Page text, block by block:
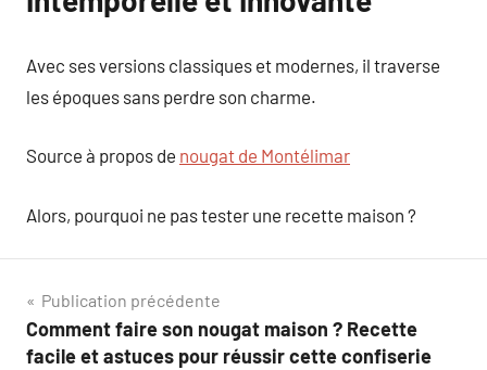
Avec ses versions classiques et modernes, il traverse
les époques sans perdre son charme.
Source à propos de nougat de Montélimar
Alors, pourquoi ne pas tester une recette maison ?
Navigation
de
Publication précédente
Comment faire son nougat maison ? Recette
facile et astuces pour réussir cette confiserie